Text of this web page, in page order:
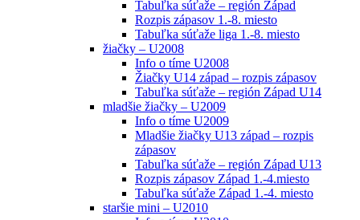
Tabuľka súťaže – región Západ
Rozpis zápasov 1.-8. miesto
Tabuľka súťaže liga 1.-8. miesto
žiačky – U2008
Info o tíme U2008
Žiačky U14 západ – rozpis zápasov
Tabuľka súťaže – región Západ U14
mladšie žiačky – U2009
Info o tíme U2009
Mladšie žiačky U13 západ – rozpis
zápasov
Tabuľka súťaže – región Západ U13
Rozpis zápasov Západ 1.-4.miesto
Tabuľka súťaže Západ 1.-4. miesto
staršie mini – U2010